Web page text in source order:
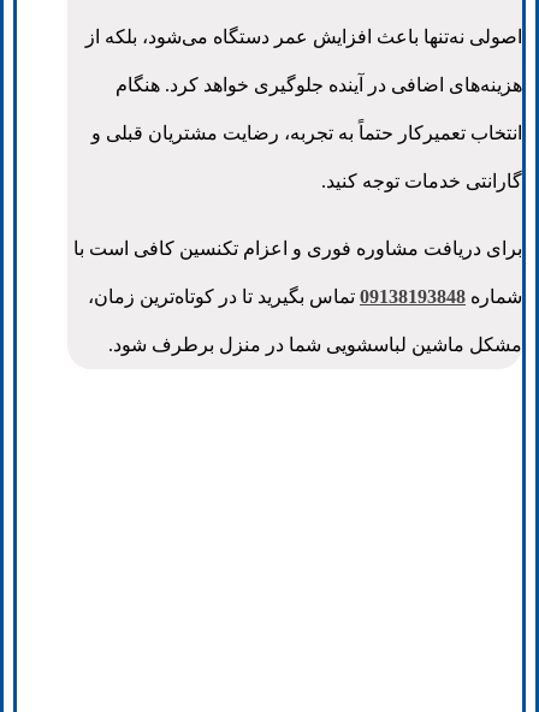
اصولی نه‌تنها باعث افزایش عمر دستگاه می‌شود، بلکه از
هزینه‌های اضافی در آینده جلوگیری خواهد کرد. هنگام
انتخاب تعمیرکار حتماً به تجربه، رضایت مشتریان قبلی و
گارانتی خدمات توجه کنید.
برای دریافت مشاوره فوری و اعزام تکنسین کافی است با
شماره 09138193848 تماس بگیرید تا در کوتاه‌ترین زمان،
مشکل ماشین لباسشویی شما در منزل برطرف شود.